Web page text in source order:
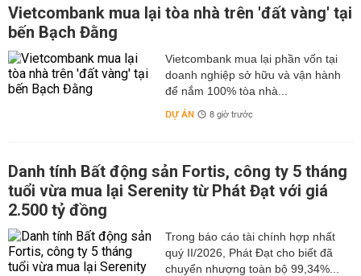
Vietcombank mua lại tòa nhà trên 'đất vàng' tại
bến Bạch Đằng
Vietcombank mua lại phần vốn tại
doanh nghiệp sở hữu và vận hành
để nắm 100% tòa nhà...
DỰ ÁN 8 giờ trước
Danh tính Bất động sản Fortis, công ty 5 tháng
tuổi vừa mua lại Serenity từ Phát Đạt với giá
2.500 tỷ đồng
Trong báo cáo tài chính hợp nhất
quý II/2026, Phát Đạt cho biết đã
chuyển nhượng toàn bộ 99,34%...